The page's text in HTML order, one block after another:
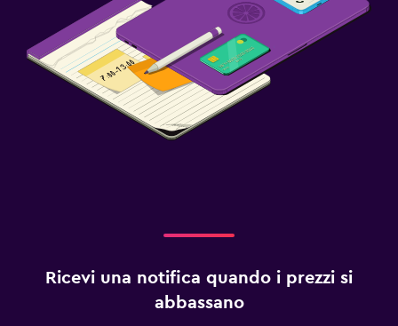
Ricevi una notifica quando i prezzi si
abbassano